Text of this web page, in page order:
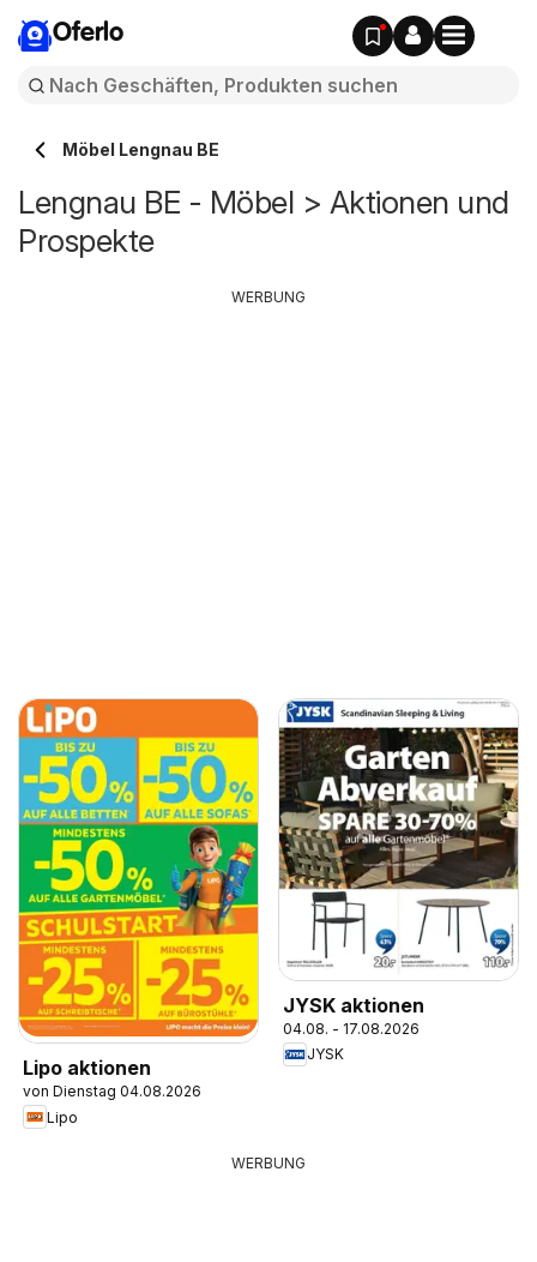
Oferlo
Möbel Lengnau BE
Lengnau BE - Möbel > Aktionen und
Prospekte
Lipo aktionen
von Dienstag 04.08.2026
Lipo
JYSK aktionen
04.08. - 17.08.2026
JYSK
WERBUNG
WERBUNG